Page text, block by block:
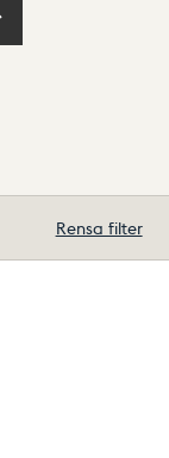
Rensa filter